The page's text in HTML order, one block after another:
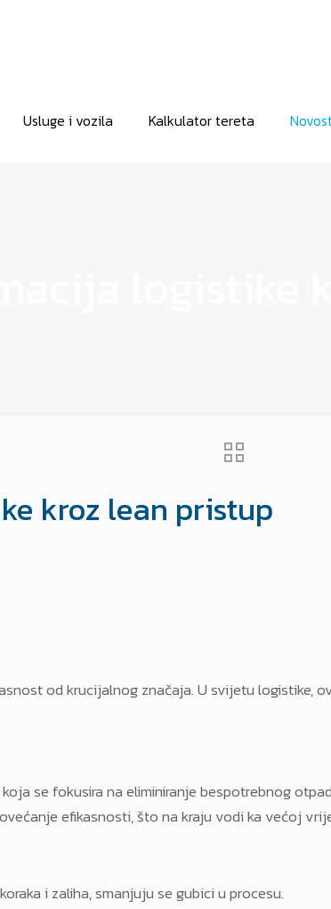
Usluge i vozila Kalkulator tereta
kroz lean pristup
od krucijalnog značaja. U svijetu logistike,
se fokusira na eliminiranje bespotrebnog
efikasnosti, što na kraju vodi ka većoj
i zaliha, smanjuju se gubici u procesu.